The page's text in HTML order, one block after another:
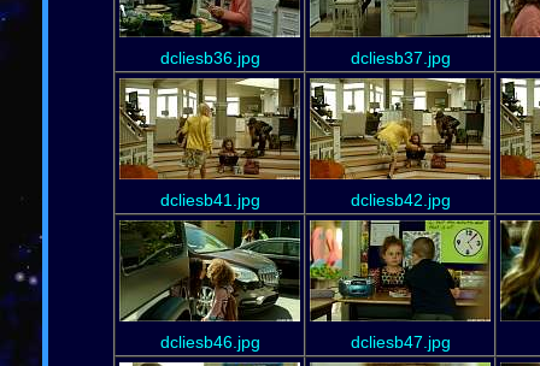
dcliesb36.jpg dcliesb37.jpg
dcliesb41.jpg dcliesb42.jpg
dcliesb46.jpg dcliesb47.jpg